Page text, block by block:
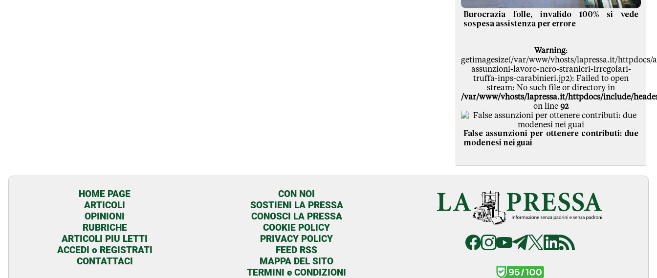
Burocrazia folle, invalido 100% si vede
sospesa assistenza per errore
Warning:
getimagesize(/var/www/vhosts/lapressa.it/httpdocs/
assunzioni-lavoro-nero-stranieri-irregolari-
truffa-inps-carabinieri.jp2): Failed to open
stream: No such file or directory in
/var/www/vhosts/lapressa.it/httpdocs/include/
on line 92
False assunzioni per ottenere contributi: due
modenesi nei guai
HOME PAGE
ARTICOLI
OPINIONI
RUBRICHE
ARTICOLI PIU LETTI
ACCEDI o REGISTRATI
CONTATTACI
CON NOI
SOSTIENI LA PRESSA
CONOSCI LA PRESSA
COOKIE POLICY
PRIVACY POLICY
FEED RSS
MAPPA DEL SITO
TERMINI e CONDIZIONI